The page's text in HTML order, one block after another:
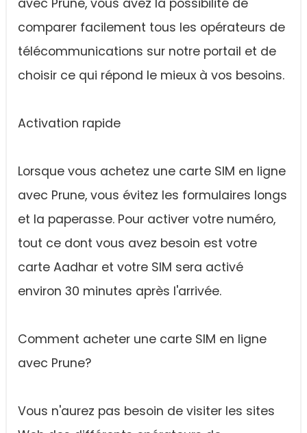
avec Prune, vous avez la possibilité de
comparer facilement tous les opérateurs de
télécommunications sur notre portail et de
choisir ce qui répond le mieux à vos besoins.
Activation rapide
Lorsque vous achetez une carte SIM en ligne
avec Prune, vous évitez les formulaires longs
et la paperasse. Pour activer votre numéro,
tout ce dont vous avez besoin est votre
carte Aadhar et votre SIM sera activé
environ 30 minutes après l'arrivée.
Comment acheter une carte SIM en ligne
avec Prune?
Vous n'aurez pas besoin de visiter les sites